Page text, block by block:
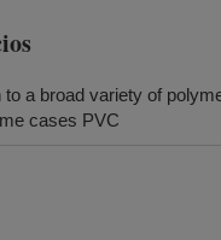
to a broad variety of
cases PVC